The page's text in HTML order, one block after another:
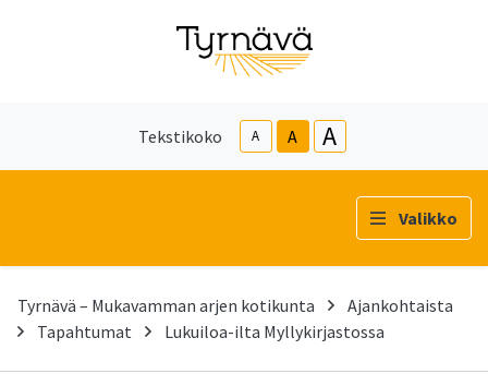
Tekstikoko A A A
Valikko
Tyrnävä – Mukavamman arjen kotikunta
Ajankohtaista
Tapahtumat
Lukuiloa-ilta Myllykirjastossa